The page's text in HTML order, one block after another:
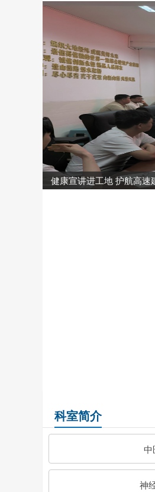
健康宣讲进工地 护航高
情暖“八一”拥军情 初心
科室简介
中
神